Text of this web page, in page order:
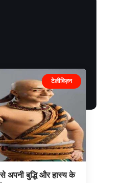
टेलीविज़न
अपनी बुद्धि और हास्य के